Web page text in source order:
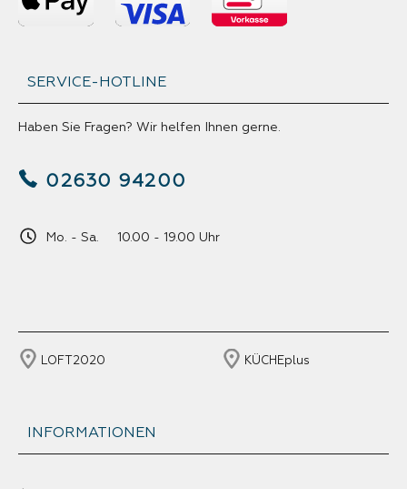
SERVICE-HOTLINE
Haben Sie Fragen? Wir helfen Ihnen gerne.
02630 94200
Mo. - Sa. 10.00 - 19.00 Uhr
LOFT2020 KÜCHEplus
INFORMATIONEN